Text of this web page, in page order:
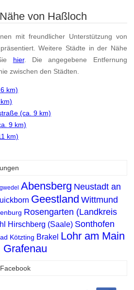
von Haßloch
mit freundlicher Unterstützung von
Weitere Städte in der Nähe
hier. Die angegebene Entfernung
zwischen den Städten.
km)
(ca. 9 km)
9 km)
km)
Abensberg Neustadt an
Geestland Wittmund
Rosengarten (Landkreis
Hirschberg (Saale) Sonthofen
Kötzting Brakel Lohr am Main
Grafenau